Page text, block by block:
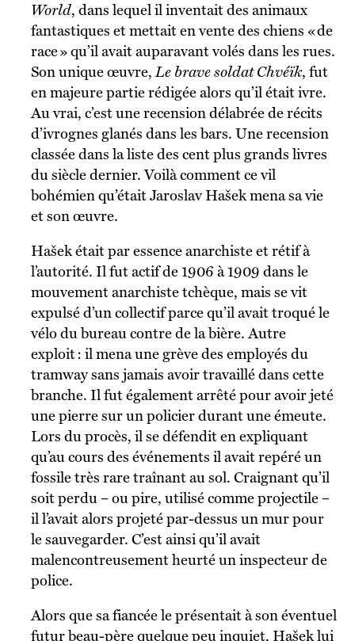
World, dans lequel il inventait des animaux
fantastiques et mettait en vente des chiens « de
race » qu’il avait auparavant volés dans les rues.
Son unique œuvre, Le brave soldat Chvéïk, fut
en majeure partie rédigée alors qu’il était ivre.
Au vrai, c’est une recension délabrée de récits
d’ivrognes glanés dans les bars. Une recension
classée dans la liste des cent plus grands livres
du siècle dernier. Voilà comment ce vil
bohémien qu’était Jaroslav Hašek mena sa vie
et son œuvre.
Hašek était par essence anarchiste et rétif à
l’autorité. Il fut actif de 1906 à 1909 dans le
mouvement anarchiste tchèque, mais se vit
expulsé d’un collectif parce qu’il avait troqué le
vélo du bureau contre de la bière. Autre
exploit : il mena une grève des employés du
tramway sans jamais avoir travaillé dans cette
branche. Il fut également arrêté pour avoir jeté
une pierre sur un policier durant une émeute.
Lors du procès, il se défendit en expliquant
qu’au cours des événements il avait repéré un
fossile très rare traînant au sol. Craignant qu’il
soit perdu – ou pire, utilisé comme projectile –
il l’avait alors projeté par-dessus un mur pour
le sauvegarder. C’est ainsi qu’il avait
malencontreusement heurté un inspecteur de
police.
Alors que sa fiancée le présentait à son éventuel
futur beau-père quelque peu inquiet, Hašek lui